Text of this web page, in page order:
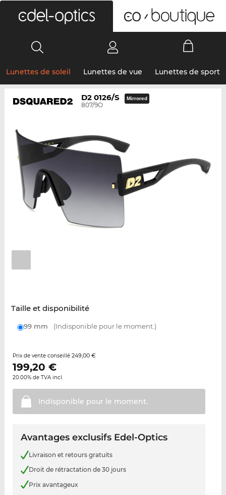
Lunettes de soleil Lunettes de vue Lunettes de sport
D2 0126/S
807/9O
Mirrored
Taille et disponibilité
99 mm (Indisponible pour le moment.)
Prix de vente conseillé 249,00 €
199,20 €
20.00% de TVA incl.
Indisponible pour le moment.
Avantages exclusifs Edel-Optics
Livraison et retours gratuits
Droit de rétractation de 30 jours
Prix avantageux